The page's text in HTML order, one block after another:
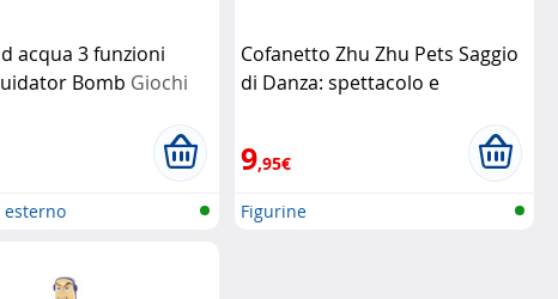
acqua 3 funzioni
Bomb Giochi
esterno
Cofanetto Zhu Zhu Pets Saggio
di Danza: spettacolo e
9,95€
Figurine